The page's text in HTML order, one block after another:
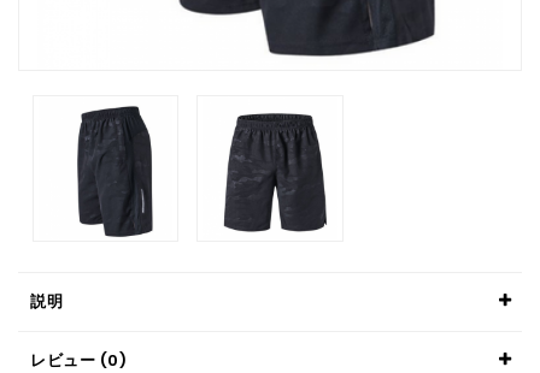
説明
レビュー (0)